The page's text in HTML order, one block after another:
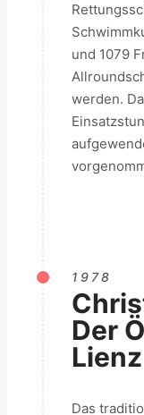
und 1079
werden.
1978
Der
Lienz
Das